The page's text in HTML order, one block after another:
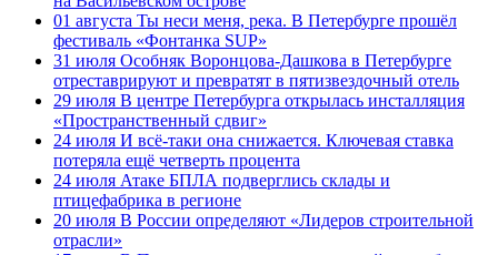
01 августа Ты неси меня, река. В Петербурге прошёл
фестиваль «Фонтанка SUP»
31 июля Особняк Воронцова-Дашкова в Петербурге
отреставрируют и превратят в пятизвездочный отель
29 июля В центре Петербурга открылась инсталляция
«Пространственный сдвиг»
24 июля И всё-таки она снижается. Ключевая ставка
потеряла ещё четверть процента
24 июля Атаке БПЛА подверглись склады и
птицефабрика в регионе
20 июля В России определяют «Лидеров строительной
отрасли»